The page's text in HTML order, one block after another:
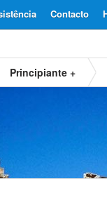
Contacto
Principiante +